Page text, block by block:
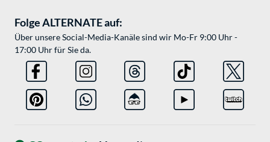
Folge ALTERNATE auf:
Über unsere Social-Media-Kanäle sind wir Mo-Fr 9:00 Uhr -
17:00 Uhr für Sie da.